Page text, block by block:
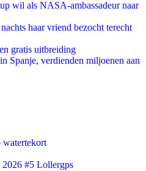
wil als NASA-ambassadeur naar
haar vriend bezocht terecht
gratis uitbreiding
Spanje, verdienden miljoenen aan
watertekort
2026 #5 Lollergps